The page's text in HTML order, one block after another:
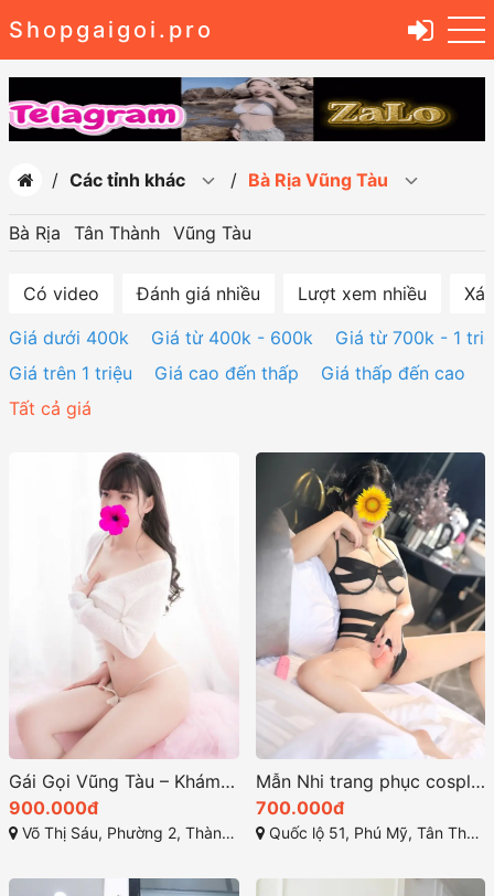
Shopgaigoi.pro
Các tỉnh khác Bà Rịa Vũng Tàu
Bà Rịa Tân Thành Vũng Tàu
Có video Đánh giá nhiều Lượt xem nhiều
Giá dưới 400k
Giá từ 400k - 600k
Giá từ 700k - 1
Giá trên 1 triệu
Giá cao đến thấp
Giá thấp đến cao
Tất cả giá
Gái Gọi Vũng Tàu – Khám Phá Thế Giới Giải Trí Đặc Biệt năm 2025
900.000đ
Võ Thị Sáu, Phường 2, Thành phố Vũng Tầu, Bà Rịa - Vũng Tàu
Mẫn Nhi trang phục cosplay đầy sáng tạo sexy
700.000đ
Quốc lộ 51, Phú Mỹ, Tân Thành, Bà Rịa - Vũng Tàu